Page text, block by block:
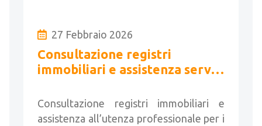
27 Febbraio 2026
Consultazione registri
immobiliari e assistenza servizi
Consultazione registri immobiliari e
assistenza all’utenza professionale per i